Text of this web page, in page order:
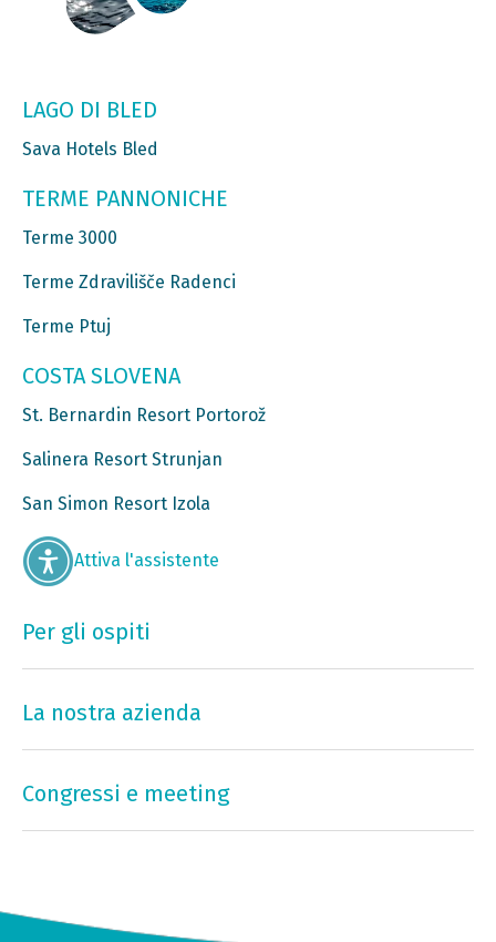
LAGO DI BLED
Sava Hotels Bled
TERME PANNONICHE
Terme 3000
Terme Zdravilišče Radenci
Terme Ptuj
COSTA SLOVENA
St. Bernardin Resort Portorož
Salinera Resort Strunjan
San Simon Resort Izola
Attiva l'assistente
Per gli ospiti
La nostra azienda
Congressi e meeting